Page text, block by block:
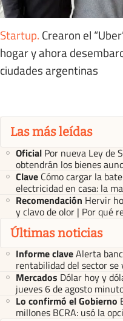
Startup. Crearon el
hogar y ahora
ciudades argentinas
Las más leídas
Oficial Por nueva Ley de
obtendrán los bienes
Clave Cómo cargar la
electricidad en casa: la
Recomendación Hervir
y clavo de olor | Por qué
Últimas noticias
Informe claveAlerta
rentabilidad del sector
Mercados Dólar hoy y
jueves 6 de agosto
Lo confirmó el Gobierno
millones BCRA: usó la